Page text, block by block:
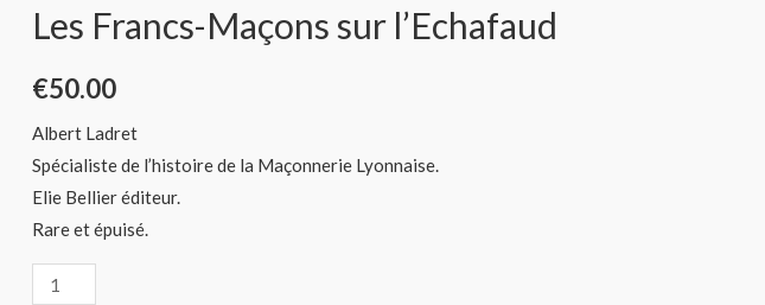
Les Francs-Maçons sur l’Echafaud
€50.00
Albert Ladret
Spécialiste de l’histoire de la Maçonnerie Lyonnaise.
Elie Bellier éditeur.
Rare et épuisé.